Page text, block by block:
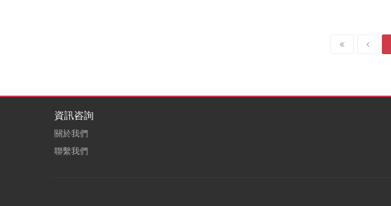
資訊咨詢
關於我們
聯繫我們